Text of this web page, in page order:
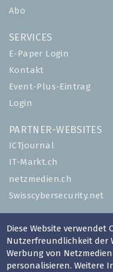
Abo
SERVICES
E-Paper Login
Kontakt
Event-Plus-Eintrag
Login
PARTNER-WEBSITES
ICTjournal
IT-Markt.ch
netzmedien.ch
Swisscybersecurity.net
© NETZMEDIEN AG
Impressum
AGB
Diese Website verwendet
Nutzerfreundlichkeit der
Werbung von
personalisieren. Weitere